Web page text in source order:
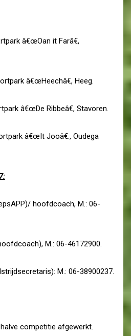
â€œOan it Farâ€,
â€œHeechâ€, Heeg.
â€œDe Ribbeâ€, Stavoren.
â€œIt Jooâ€., Oudega
hoofdcoach, M.: 06-
M.: 06-46172900.
M.: 06-38900237.
competitie afgewerkt.